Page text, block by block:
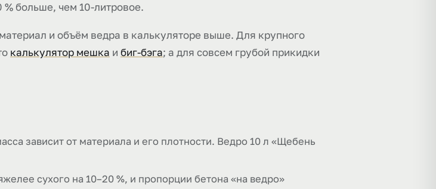
больше, чем 10-литровое.
и объём ведра в калькуляторе выше. Для крупного
калькулятор мешка и биг-бэга; а для совсем грубой прикидки
зависит от материала и его плотности. Ведро 10 л «Щебень
сухого на 10–20 %, и пропорции бетона «на ведро»